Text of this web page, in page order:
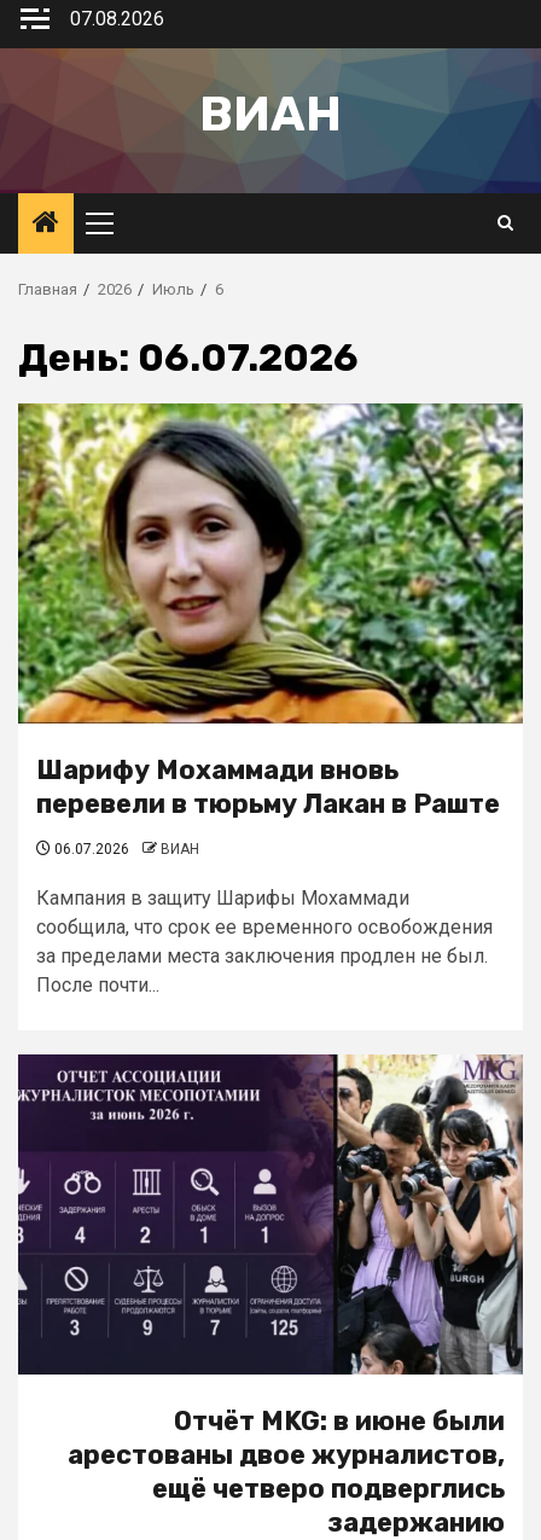
07.08.2026
ВИАН
Главная 2026 Июль 6
День: 06.07.2026
Шарифу Мохаммади вновь
перевели в тюрьму Лакан в Раште
06.07.2026 ВИАН
Кампания в защиту Шарифы Мохаммади
сообщила, что срок ее временного освобождения
за пределами места заключения продлен не был.
После почти...
Отчёт MKG: в июне были
арестованы двое журналистов,
ещё четверо подверглись
задержанию